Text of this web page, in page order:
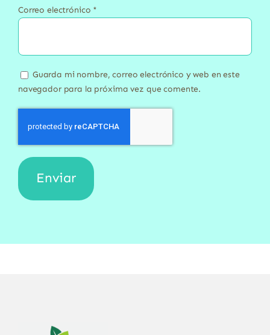
Correo electrónico *
Guarda mi nombre, correo electrónico y web en este
navegador para la próxima vez que comente.